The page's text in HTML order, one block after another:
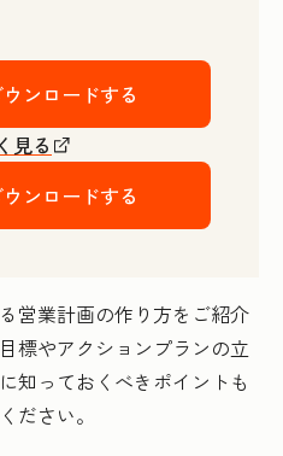
ンロードする
見る
ンロードする
営業計画の作り方をご紹介
標やアクションプランの立
知っておくべきポイントも
ださい。